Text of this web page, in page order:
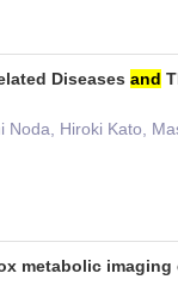
Diseases and
Hiroki Kato,
metabolic